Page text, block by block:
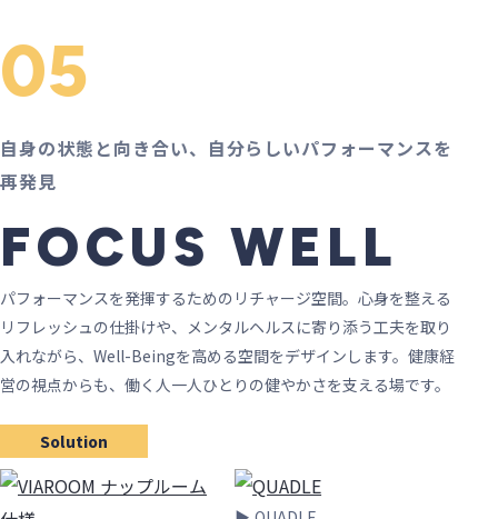
05
自身の状態と向き合い、自分らしいパフォーマンスを
再発見
FOCUS WELL
パフォーマンスを発揮するためのリチャージ空間。心身を整える
リフレッシュの仕掛けや、メンタルヘルスに寄り添う工夫を取り
入れながら、Well-Beingを高める空間をデザインします。健康経
営の視点からも、働く人一人ひとりの健やかさを支える場です。
Solution